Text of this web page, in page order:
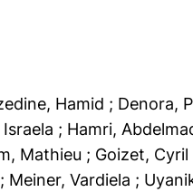
Hamid ; Denora,
; Hamri,
Mathieu ; Goizet, Cyril
; Meiner, Vardiela ;